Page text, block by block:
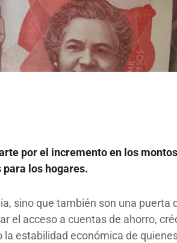
por el incremento en los montos
los hogares.
sino que también son una puerta
el acceso a cuentas de ahorro,
estabilidad económica de